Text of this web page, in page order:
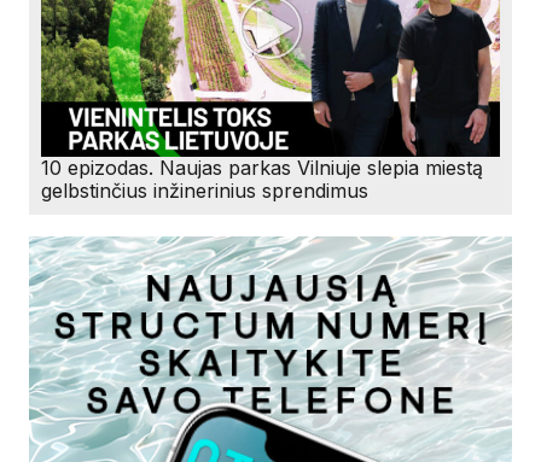
10 epizodas. Naujas parkas Vilniuje slepia miestą
gelbstinčius inžinerinius sprendimus